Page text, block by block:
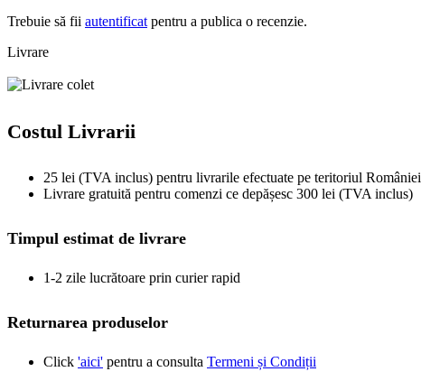
Trebuie să fii autentificat pentru a publica o recenzie.
Livrare
Costul Livrarii
25 lei (TVA inclus) pentru livrarile efectuate pe teritoriul României
Livrare gratuită pentru comenzi ce depășesc 300 lei (TVA inclus)
Timpul estimat de livrare
1-2 zile lucrătoare prin curier rapid
Returnarea produselor
Click 'aici' pentru a consulta Termeni și Condiții